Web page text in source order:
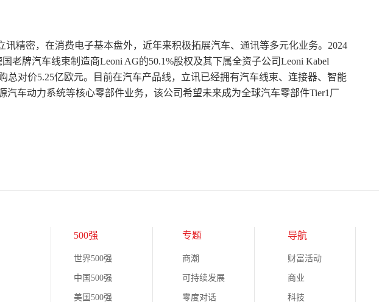
讯精密，在消费电子基本盘外，近年来积极拓展汽车、通讯等多元化业务。2024
老牌汽车线束制造商Leoni AG的50.1%股权及其下属全资子公司Leoni Kabel
总对价5.25亿欧元。目前在汽车产品线，立讯已经拥有汽车线束、连接器、智能
汽车动力系统等核心零部件业务，该公司希望未来成为全球汽车零部件Tier1厂
500强
世界500强
中国500强
美国500强
专题
商潮
可持续发展
零度对话
导航
财富活动
商业
科技